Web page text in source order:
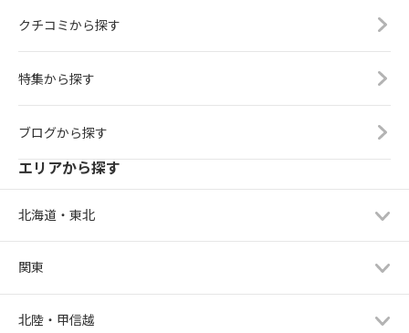
クチコミから探す
特集から探す
ブログから探す
エリアから探す
北海道・東北
関東
北陸・甲信越